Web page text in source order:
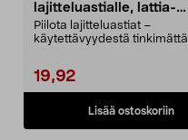
lajitteluastialle, lattia-
asennus
Piilota lajitteluastiat –
käytettävyydestä
19,92
Lisää ostoskoriin